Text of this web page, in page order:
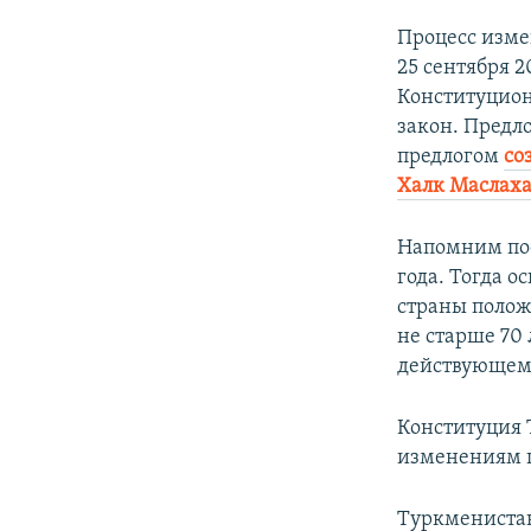
Процесс
25 сентября
закон.
предлогом
Халк
Напомним
года. Тогда
страны
не старше 70
Конституция
изменениям